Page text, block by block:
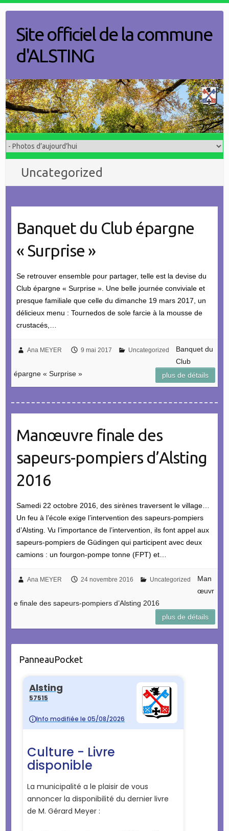
contentSite officiel de la commune
d'ALSTING
Uncategorized
Banquet du Club épargne
« Surprise »
Se retrouver ensemble pour partager, telle est la devise du
Club épargne « Surprise ». Une belle journée conviviale et
presque familiale que celle du dimanche 19 mars 2017, un
délicieux menu : Tournedos de sole farcie à la mousse de
crustacés,…
Ana MEYER 9 mai 2017 Uncategorized
Banquet du
Club
épargne « Surprise »
plus de détails
Manœuvre finale des
sapeurs-pompiers d’Alsting
2016
Samedi 22 octobre 2016, des sirènes traversent le village…
Un feu à l’école exige l’intervention des sapeurs-pompiers
d’Alsting. Vu l’importance de l’intervention, ils font appel aux
sapeurs-pompiers de Güdingen qui participent avec deux
camions : un fourgon-pompe tonne (FPT) et…
Ana MEYER 24 novembre 2016 Uncategorized
Man
œuvr
e finale des sapeurs-pompiers d’Alsting 2016
plus de détails
PanneauPocket